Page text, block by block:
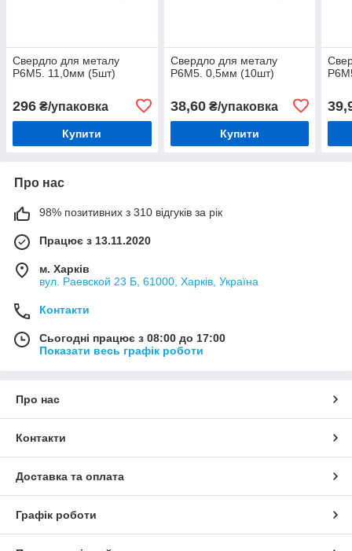
Свердло для металу
Р6М5. 11,0мм (5шт)
296 ₴/упаковка
Купити
Свердло для металу
Р6М5. 0,5мм (10шт)
38,60₴/упаковка
Купити
Про нас
98% позитивних з 310 відгуків за рік
Працює з 13.11.2020
м. Харків
вул. Раевской 23 Б, 61000, Харків, Україна
Контакти
Сьогодні працює з 08:00 до 17:00
Показати весь графік роботи
Про нас
Контакти
Доставка та оплата
Графік роботи